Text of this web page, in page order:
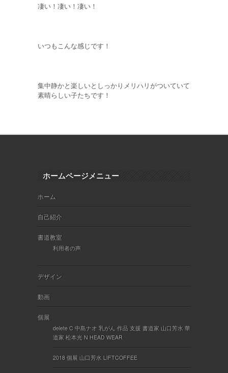
凄い！凄い！凄い！
いつもこんな感じです！
集中静かと楽しいとしっかりメリハリがついていて
素晴らしい子たちです！
ホームページメニュー
ホーム
自己紹介
書道教室
利用者の声
デザイン
動画
個展
delete C 中島ナオ 乳がん 作品 支援 書道家 山口芳水 華
道家 松本光 N HEAD WEAR
2018 個展 山口芳水 LIFTCOFFEE